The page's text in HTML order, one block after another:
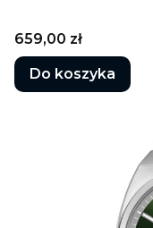
Cena
659,00 zł
Do koszyka